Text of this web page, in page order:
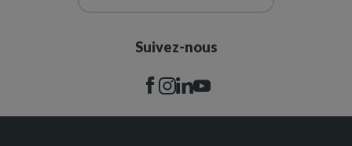
Suivez-nous